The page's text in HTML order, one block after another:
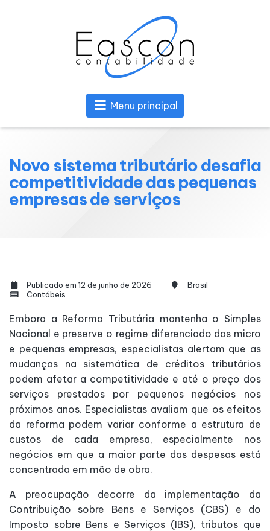
Menu principal
Novo sistema tributário desafia
competitividade das pequenas
empresas de serviços
Publicado em 12 de junho de 2026
Brasil
Contábeis
Embora a Reforma Tributária mantenha o Simples
Nacional e preserve o regime diferenciado das micro
e pequenas empresas, especialistas alertam que as
mudanças na sistemática de créditos tributários
podem afetar a competitividade e até o preço dos
serviços prestados por pequenos negócios nos
próximos anos. Especialistas avaliam que os efeitos
da reforma podem variar conforme a estrutura de
custos de cada empresa, especialmente nos
negócios em que a maior parte das despesas está
concentrada em mão de obra.
A preocupação decorre da implementação da
Contribuição sobre Bens e Serviços (CBS) e do
Imposto sobre Bens e Serviços (IBS), tributos que